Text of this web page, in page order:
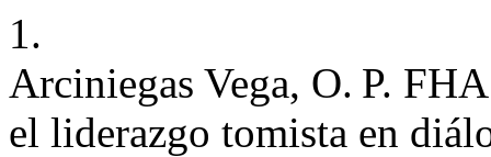
1.
Arciniegas Vega, O. P.
el liderazgo tomista en